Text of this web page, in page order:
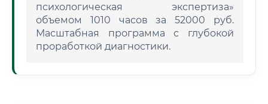
психологическая экспертиза»
объемом 1010 часов за 52000 руб.
Масштабная программа с глубокой
проработкой диагностики.